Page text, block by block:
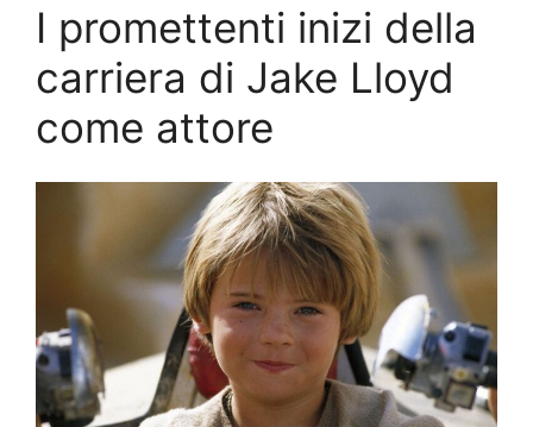
I promettenti inizi della
carriera di Jake Lloyd
come attore